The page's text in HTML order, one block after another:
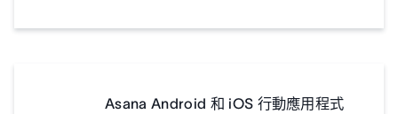
Asana Android 和 iOS 行動應用程式